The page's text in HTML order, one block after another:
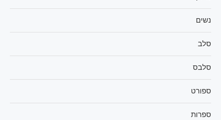
נשים
סלב
סלבס
ספורט
ספרות